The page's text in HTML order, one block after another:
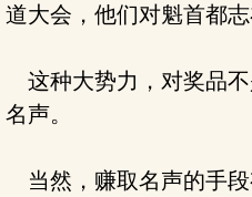
道大会，他们对魁首都志
这种大势力，对奖品
名声。
当然，赚取名声的手段